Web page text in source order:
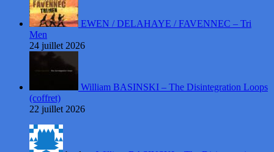
EWEN / DELAHAYE / FAVENNEC – Tri
Men
24 juillet 2026
William BASINSKI – The Disintegration Loops
(coffret)
22 juillet 2026